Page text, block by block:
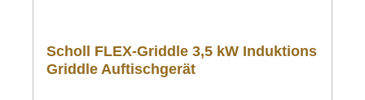
Scholl FLEX-Griddle 3,5 kW Induktions
Griddle Auftischgerät